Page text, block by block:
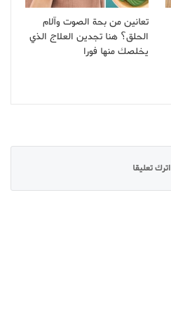
تعانين من بحة الصوت وآلام
الحلق؟ هنا تجدين العلاج الذي
يخلصك منها فورا
اترك تعليقا